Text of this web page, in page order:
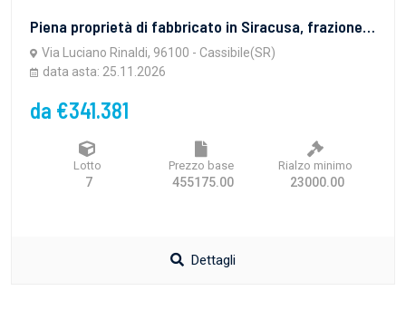
Piena proprietà di fabbricato in Siracusa, frazione Cassibile, Via Nazionale nn. 69-71, angolo Via Rinaldi, destinato a usi commerciali, composto da un negozio e magazzino al piano terra, sala espositiva al primo piano di circa 603,56 mq., piano interrato destinato a magazzino della superficie di circa 780,64 mq., da appartamento in corso di costruzione di circa 153,30 mq., compresa una porzione di piazzale di circa 71 mq. e un terreno adibito a parcheggio di circa 497 mq.
Via Luciano Rinaldi, 96100 - Cassibile(SR)
data asta: 25.11.2026
da €341.381
Lotto
7
Prezzo base
455175.00
Rialzo minimo
23000.00
Dettagli